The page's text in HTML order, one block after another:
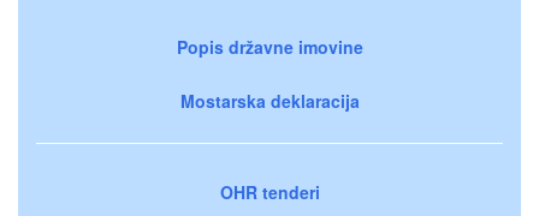
Popis državne imovine
Mostarska deklaracija
OHR tenderi